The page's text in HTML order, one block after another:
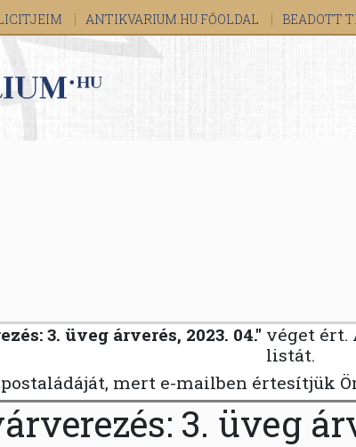
ANTIKVARIUM.HU FŐOLDAL BEADOTT
3. üveg árverés, 2023. 04." véget ért.
listát.
mert e-mailben értesítjük
3. üveg